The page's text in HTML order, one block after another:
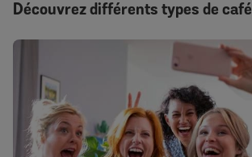
Découvrez différents types de café